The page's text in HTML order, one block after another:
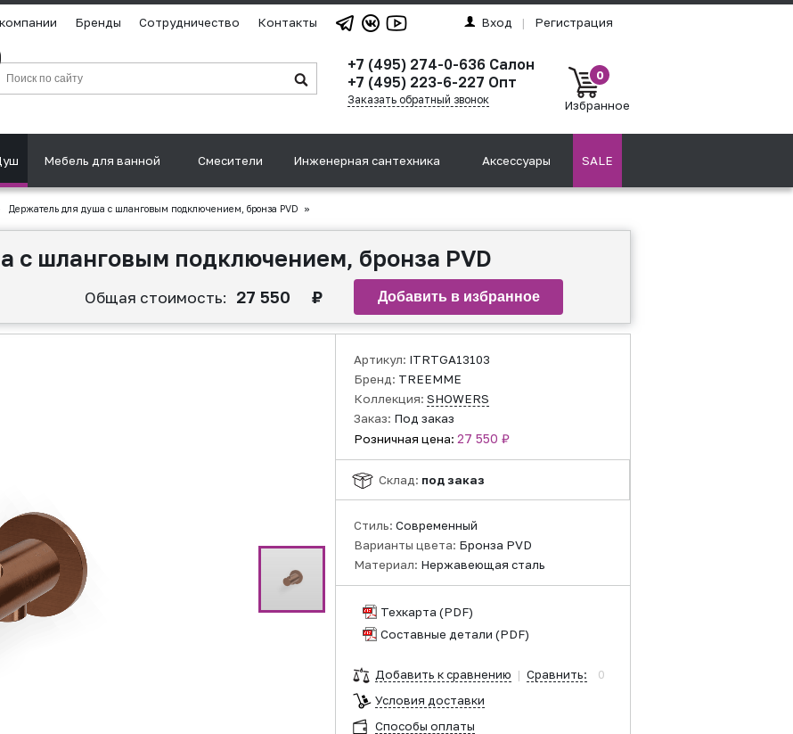
Бренды Сотрудничество Контакты Вход | Регистрация
+7 (495) 274-0-636 Салон
+7 (495) 223-6-227 Опт
Заказать обратный звонок
0
Избранное
Мебель для ванной Смесители Инженерная сантехника Аксессуары SALE
Держатель для душа с шланговым подключением, бронза PVD »
с шланговым подключением, бронза PVD
Общая стоимость: 27 550 ₽
Артикул: ITRTGA13103
Бренд: TREEMME
Коллекция: SHOWERS
Заказ: Под заказ
Розничная цена: 27 550 ₽
Склад: под заказ
Стиль: Современный
Варианты цвета: Бронза PVD
Материал: Нержавеющая сталь
Техкарта (PDF)
Составные детали (PDF)
Добавить к сравнению | Сравнить:
0
Условия доставки
Способы оплаты